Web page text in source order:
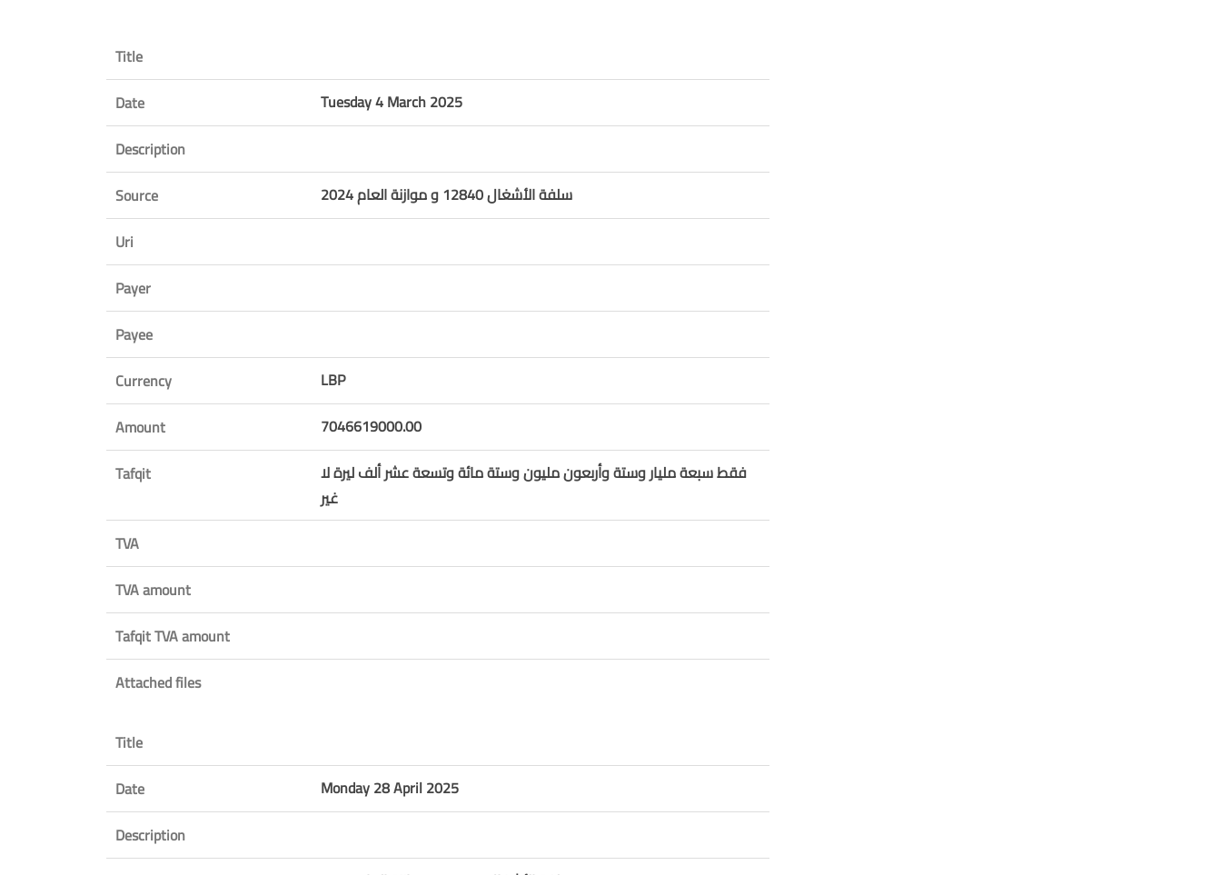
Title
Date
Tuesday 4 March 2025
Description
Source
سلفة الأشغال 12840 و موازنة العام 2024
Uri
Payer
Payee
Currency
LBP
Amount
7046619000.00
Tafqit
فقط سبعة مليار وستة وأربعون مليون وستة مائة وتسعة عشر ألف ليرة لا
غير
TVA
TVA amount
Tafqit TVA amount
Attached files
Title
Date
Monday 28 April 2025
Description